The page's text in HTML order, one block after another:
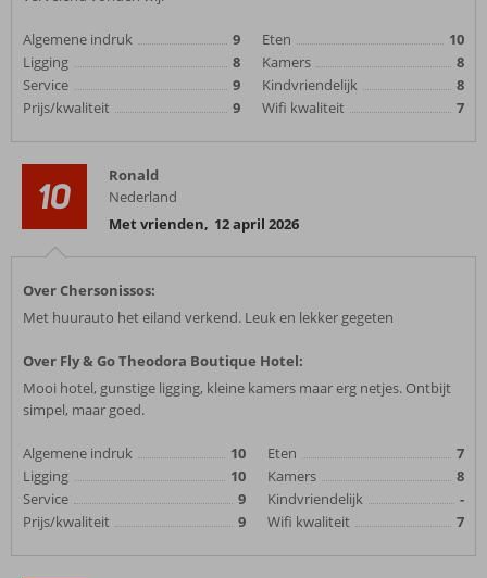
Algemene indruk
9
Ligging
8
Service
9
Prijs/kwaliteit
9
Eten
10
Kamers
8
Kindvriendelijk
8
Wifi kwaliteit
7
10
Ronald
Nederland
Met vrienden, 12 april 2026
Over Chersonissos:
Met huurauto het eiland verkend. Leuk en lekker gegeten
Over Fly & Go Theodora Boutique Hotel:
Mooi hotel, gunstige ligging, kleine kamers maar erg netjes. Ontbijt
simpel, maar goed.
Algemene indruk
10
Ligging
10
Service
9
Prijs/kwaliteit
9
Eten
7
Kamers
8
Kindvriendelijk
-
Wifi kwaliteit
7